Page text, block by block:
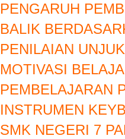
PENGARUH
BALIK
PENILAIAN
MOTIVASI
PEMBELAJARAN
INSTRUMEN
SMK NEGERI 7